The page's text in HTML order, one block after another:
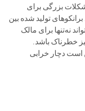
بزرگی برای
تولید شده بین
که می‌تواند نه‌تنها برای مالک
خطرناک باشد.
دچار خرابی